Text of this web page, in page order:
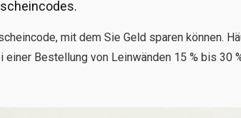
mit dem Sie Geld sparen können.
Bestellung von Leinwänden 15 % bis 30